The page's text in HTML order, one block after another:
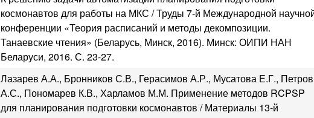
космонавтов для работы на МКС / Труды 7-й Международной
конференции «Теория расписаний и методы декомпозиции.
Танаевские чтения» (Беларусь, Минск, 2016). Минск: ОИПИ НАН
Беларуси, 2016. С. 23-27.
Лазарев А.А., Бронников С.В., Герасимов А.Р., Мусатова Е.Г., Петров
А.С., Пономарев К.В., Харламов М.М. Применение методов RCPSP
для планирования подготовки космонавтов / Материалы 13-й